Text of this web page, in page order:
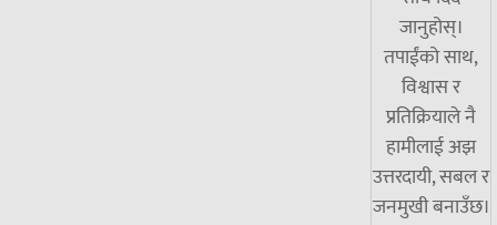
जानुहोस्।
तपाईंको साथ,
विश्वास र
प्रतिक्रियाले नै
हामीलाई अझ
उत्तरदायी, सबल र
जनमुखी बनाउँछ।